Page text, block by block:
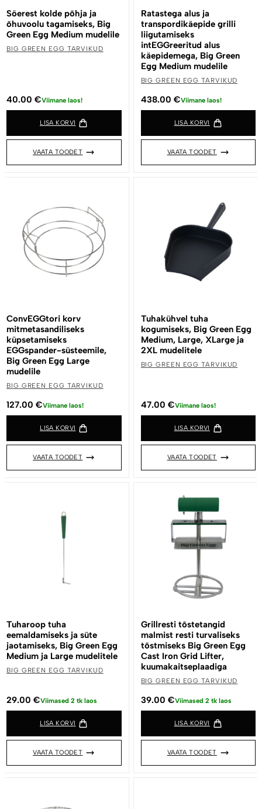
Söerest kolde põhja ja
õhuvoolu tagamiseks, Big
Green Egg Medium mudelile
BIG GREEN EGG TARVIKUD
40.00 €Viimane laos!
LISA KORVI
VAATA TOODET
Ratastega alus ja
transpordikäepide grilli
liigutamiseks
intEGGreeritud alus
käepidemega, Big Green
Egg Medium mudelile
BIG GREEN EGG TARVIKUD
438.00 €Viimane laos!
LISA KORVI
VAATA TOODET
ConvEGGtori korv
mitmetasandiliseks
küpsetamiseks
EGGspander-süsteemile,
Big Green Egg Large
mudelile
BIG GREEN EGG TARVIKUD
127.00 €Viimane laos!
LISA KORVI
VAATA TOODET
Tuhakühvel tuha
kogumiseks, Big Green Egg
Medium, Large, XLarge ja
2XL mudelitele
BIG GREEN EGG TARVIKUD
47.00 €Viimane laos!
LISA KORVI
VAATA TOODET
Tuharoop tuha
eemaldamiseks ja süte
jaotamiseks, Big Green Egg
Medium ja Large mudelitele
BIG GREEN EGG TARVIKUD
29.00 €Viimased 2 tk laos
LISA KORVI
VAATA TOODET
Grillresti tõstetangid
malmist resti turvaliseks
tõstmiseks Big Green Egg
Cast Iron Grid Lifter,
kuumakaitseplaadiga
BIG GREEN EGG TARVIKUD
39.00 €Viimased 2 tk laos
LISA KORVI
VAATA TOODET